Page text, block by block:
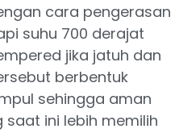
cara pengerasan
suhu 700 derajat
jika jatuh dan
berbentuk
sehingga aman
saat ini lebih memilih